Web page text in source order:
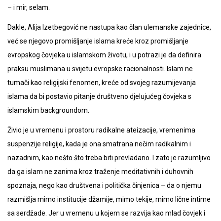
– i mir, selam.
Dakle, Alija Izetbegović ne nastupa kao član ulemanske zajednice,
već se njegovo promišljanje islama kreće kroz promišljanje
evropskog čovjeka u islamskom životu, i u potrazi je da definira
praksu muslimana u svijetu evropske racionalnosti. Islam ne
tumači kao religijski fenomen, kreće od svojeg razumijevanja
islama da bi postavio pitanje društveno djelujućeg čovjeka s
islamskim backgroundom.
Živio je u vremenu i prostoru radikalne ateizacije, vremenima
suspenzije religije, kada je ona smatrana nečim radikalnim i
nazadnim, kao nešto što treba biti prevladano. I zato je razumljivo
da ga islam ne zanima kroz traženje meditativnih i duhovnih
spoznaja, nego kao društvena i politička činjenica – da o njemu
razmišlja mimo institucije džamije, mimo tekije, mimo lične intime
sa serdžade. Jer u vremenu u kojem se razvija kao mlad čovjek i